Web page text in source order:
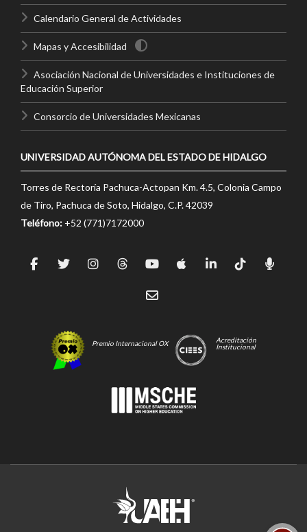
Calendario General de Actividades
Mapas y Accesibilidad
Asociación Nacional de Universidades e Instituciones de
Educación Superior
Consorcio de Universidades Mexicanas
UNIVERSIDAD AUTÓNOMA DEL ESTADO DE HIDALGO
Torres de Rectoría Pachuca-Actopan Km. 4.5, Colonia Campo
de Tiro, Pachuca de Soto, Hidalgo, C.P. 42039
Teléfono: +52 (771)7172000
Premio Internacional OX
Acreditación
Institucional